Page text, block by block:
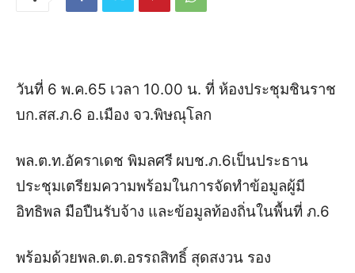
วันที่ 6 พ.ค.65 เวลา 10.00 น. ที่ ห้องประชุมชินราช
บก.สส.ภ.6 อ.เมือง จว.พิษณุโลก
พล.ต.ท.อัคราเดช พิมลศรี ผบช.ภ.6เป็นประธาน
ประชุมเตรียมความพร้อมในการจัดทำข้อมูลผู้มี
อิทธิพล มือปืนรับจ้าง และข้อมูลท้องถิ่นในพื้นที่ ภ.6
พร้อมด้วยพล.ต.ต.อรรถสิทธิ์ สุดสงวน รอง